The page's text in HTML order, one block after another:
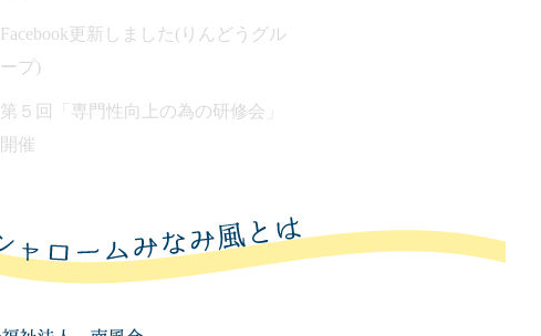
Facebook更新しました(りんどうグル
ープ)
第５回「専門性向上の為の研修会」
開催